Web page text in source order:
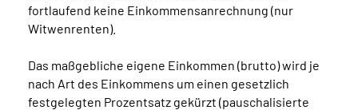
fortlaufend keine Einkommensanrechnung (nur
Witwenrenten).
Das maßgebliche eigene Einkommen (brutto) wird je
nach Art des Einkommens um einen gesetzlich
festgelegten Prozentsatz gekürzt (pauschalisierte